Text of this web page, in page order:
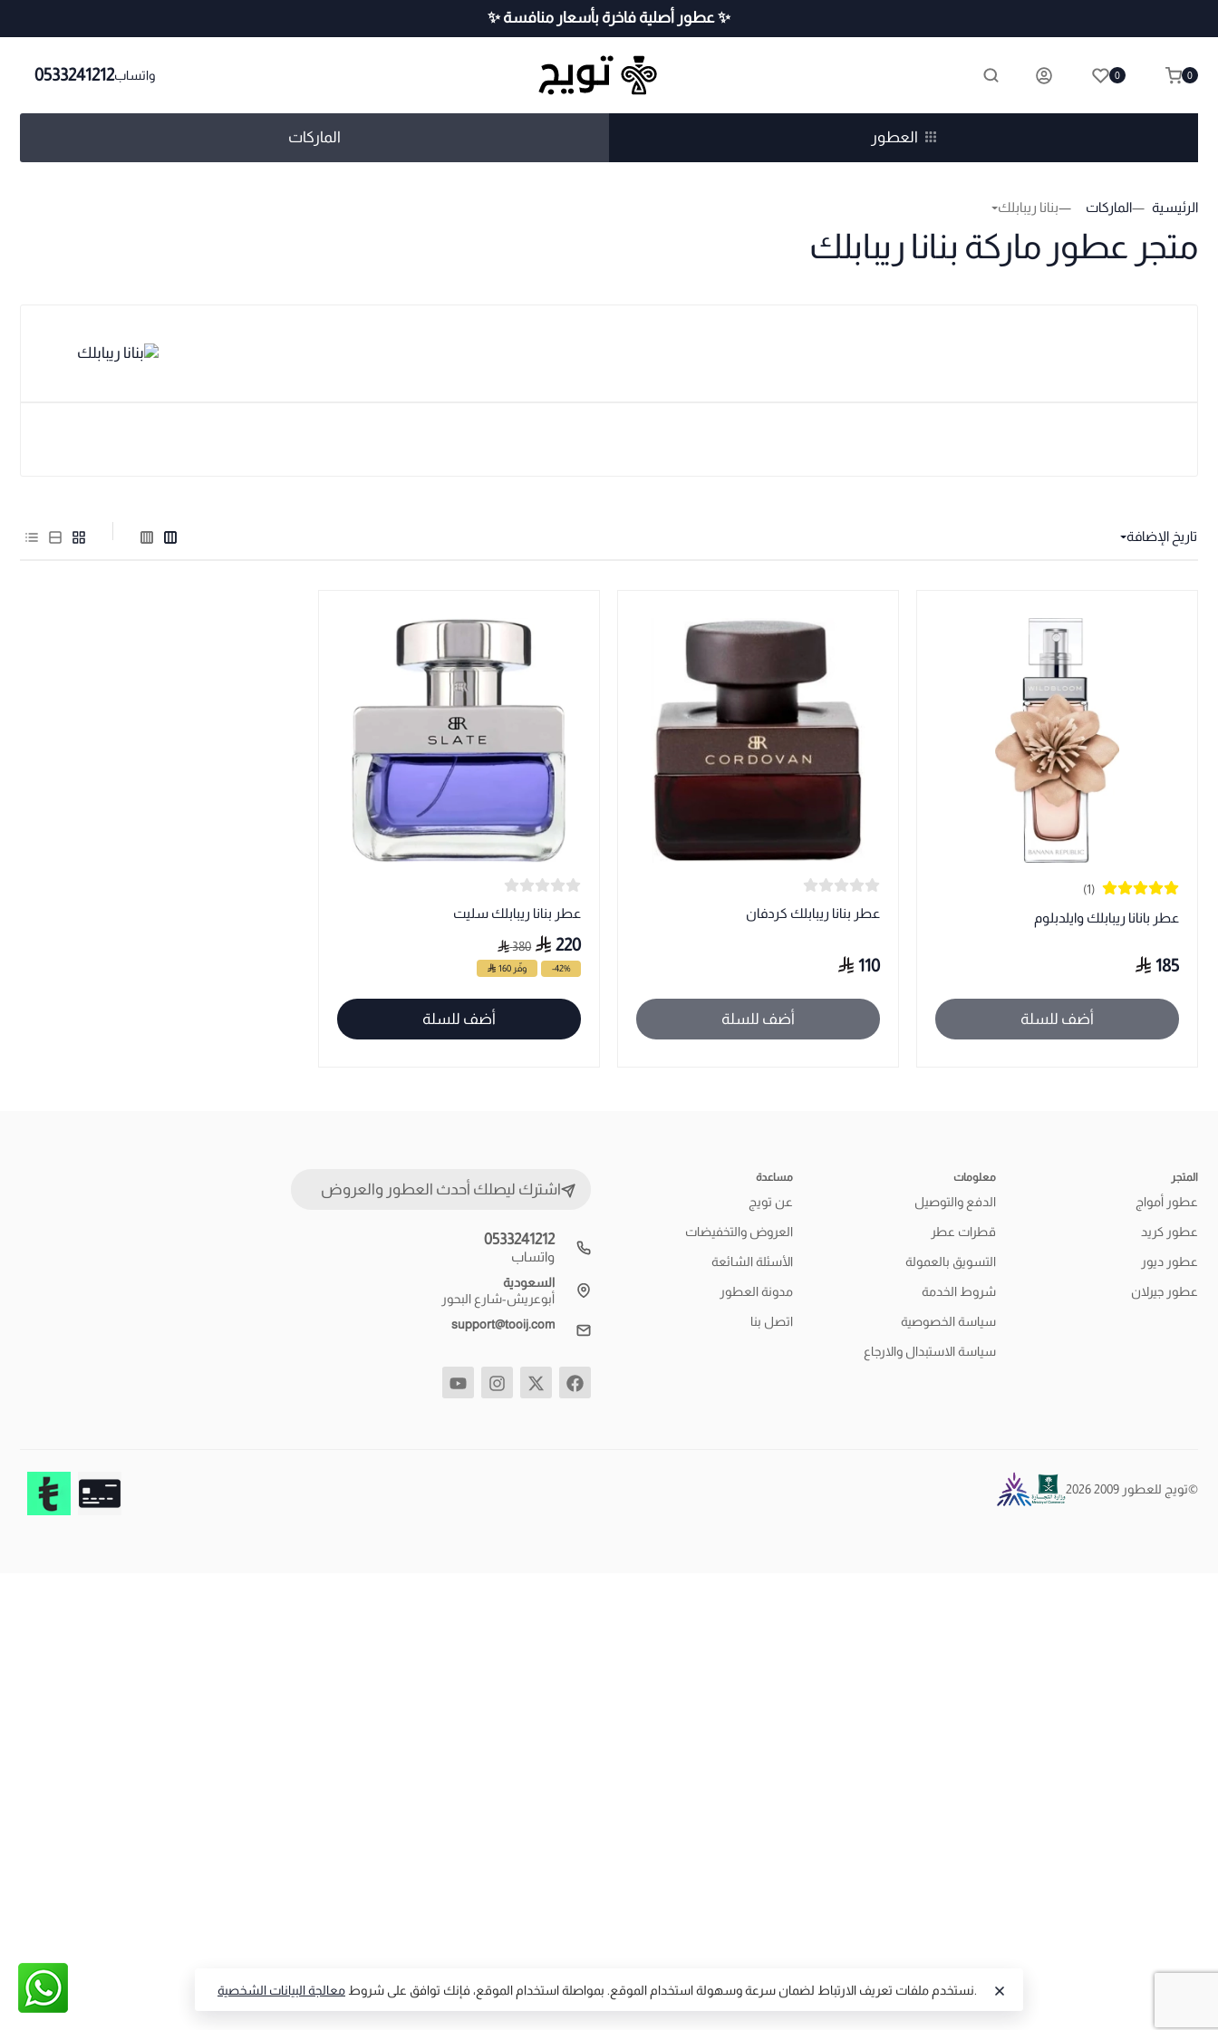
✨ عطور أصلية فاخرة بأسعار منافسة ✨
0533241212واتساب 0 0
العطور الماركات
الرئيسية الماركات بنانا ريبابلك
متجر عطور ماركة بنانا ريبابلك
تاريخ الإضافة
(1)
عطر بانانا ريبابلك وايلدبلوم
185
أضف للسلة
عطر بنانا ريبابلك كردفان
110
أضف للسلة
عطر بنانا ريبابلك سليت
220
380
-42% وفّر 160
أضف للسلة
المتجر
عطور أمواج
عطور كريد
عطور ديور
عطور جيرلان
معلومات
الدفع والتوصيل
قطرات عطر
التسويق بالعمولة
شروط الخدمة
سياسة الخصوصية
سياسة الاستبدال والارجاع
مساعدة
عن تويج
العروض والتخفيضات
الأسئلة الشائعة
مدونة العطور
اتصل بنا
اشترك ليصلك أحدث العطور والعروض
0533241212
واتساب
السعودية
أبوعريش-شارع البحور
support@tooij.com
©تويج للعطور 2009 2026
نستخدم ملفات تعريف الارتباط لضمان سرعة وسهولة استخدام الموقع. بمواصلة استخدام الموقع، فإنك توافق على شروط معالجة البيانات الشخصية .